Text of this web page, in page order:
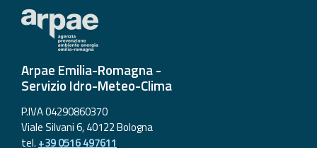
Arpae Emilia-Romagna -
Servizio Idro-Meteo-Clima
P.IVA 04290860370
Viale Silvani 6, 40122 Bologna
tel. +39 0516 497611